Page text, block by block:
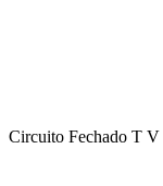
Circuito Fechado T V